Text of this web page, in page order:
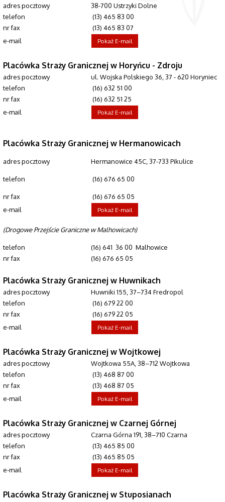
adres pocztowy
38-700 Ustrzyki Dolne
telefon
(13) 465 83 00
nr fax
(13) 465 83 07
e-mail
Pokaż E-mail
Placówka Straży Granicznej w Horyńcu - Zdroju
adres pocztowy
ul. Wojska Polskiego 36, 37 - 620 Horyniec
telefon
(16) 632 51 00
nr fax
(16) 632 51 25
e-mail
Pokaż E-mail
Placówka Straży Granicznej w Hermanowicach
adres pocztowy Hermanowice 45C, 37-733 Pikulice
telefon (16) 676 65 00
nr fax
(16) 676 65 05
e-mail
Pokaż E-mail
(Drogowe Przejście Graniczne w Malhowicach)
telefon
(16) 641 36 00 Malhowice
nr fax
(16) 676 65 05
Placówka Straży Granicznej w Huwnikach
adres pocztowy
Huwniki 155, 37–734 Fredropol
telefon
(16) 679 22 00
nr fax
(16) 679 22 05
e-mail
Pokaż E-mail
Placówka Straży Granicznej w Wojtkowej
adres pocztowy
Wojtkowa 55A, 38–712 Wojtkowa
telefon
(13) 468 87 00
nr fax
(13) 468 87 05
e-mail
Pokaż E-mail
Placówka Straży Granicznej w Czarnej Górnej
adres pocztowy
Czarna Górna 191, 38–710 Czarna
telefon
(13) 465 85 00
nr fax
(13) 465 85 05
e-mail
Pokaż E-mail
Placówka Straży Granicznej w Stuposianach